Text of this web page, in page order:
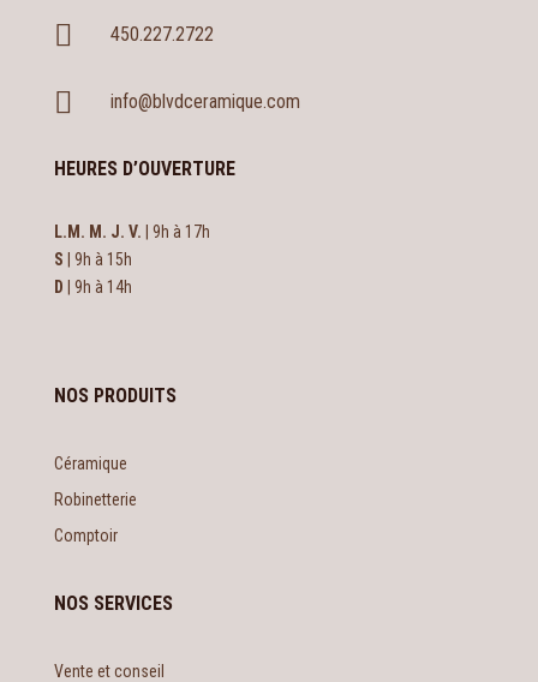
 450.227.2722
 info@blvdceramique.com
HEURES D’OUVERTURE
L.M. M. J. V. | 9h à 17h
S | 9h à 15h
D | 9h à 14h
NOS PRODUITS
Céramique
Robinetterie
Comptoir
NOS SERVICES
Vente et conseil